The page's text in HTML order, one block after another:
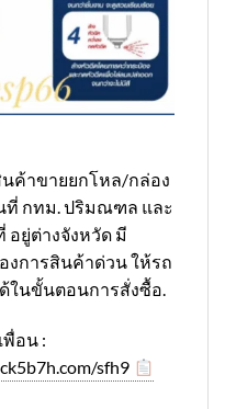
นค้าขายยกโหล/กล่อง
ที่ กทม. ปริมณฑล และ
อยู่ต่างจังหวัด มี
งการสินค้าด่วน ให้รถ
ในขั้นตอนการสั่งซื้อ.
พื่อน :
sfh9